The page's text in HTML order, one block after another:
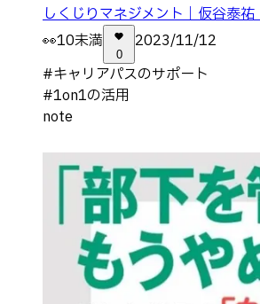
しくじりマネジメント｜仮谷泰
👀10未満
0
2023/11/12
#キャリアパスのサポート
#1on1の活用
note